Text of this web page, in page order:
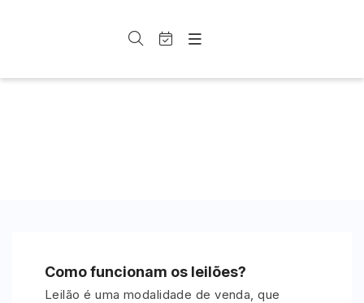
Entrar
Site
Como funcionam os leilões?
Leilão é uma modalidade de venda, que